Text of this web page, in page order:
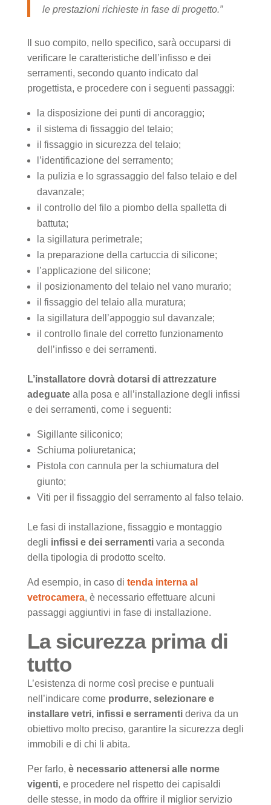
le prestazioni richieste in fase di progetto.”
Il suo compito, nello specifico, sarà occuparsi di
verificare le caratteristiche dell’infisso e dei
serramenti, secondo quanto indicato dal
progettista, e procedere con i seguenti passaggi:
la disposizione dei punti di ancoraggio;
il sistema di fissaggio del telaio;
il fissaggio in sicurezza del telaio;
l’identificazione del serramento;
la pulizia e lo sgrassaggio del falso telaio e del
davanzale;
il controllo del filo a piombo della spalletta di
battuta;
la sigillatura perimetrale;
la preparazione della cartuccia di silicone;
l’applicazione del silicone;
il posizionamento del telaio nel vano murario;
il fissaggio del telaio alla muratura;
la sigillatura dell’appoggio sul davanzale;
il controllo finale del corretto funzionamento
dell’infisso e dei serramenti.
L’installatore dovrà dotarsi di attrezzature
adeguatealla posa e all’installazione degli infissi
e dei serramenti, come i seguenti:
Sigillante siliconico;
Schiuma poliuretanica;
Pistola con cannula per la schiumatura del
giunto;
Viti per il fissaggio del serramento al falso telaio.
Le fasi di installazione, fissaggio e montaggio
degli infissi e dei serramentivaria a seconda
della tipologia di prodotto scelto.
Ad esempio, in caso di tenda interna al
vetrocamera, è necessario effettuare alcuni
passaggi aggiuntivi in fase di installazione.
La sicurezza prima di
tutto
L’esistenza di norme così precise e puntuali
nell’indicare come produrre, selezionare e
installare vetri, infissi e serramentideriva da un
obiettivo molto preciso, garantire la sicurezza degli
immobili e di chi li abita.
Per farlo, è necessario attenersi alle norme
vigenti, e procedere nel rispetto dei capisaldi
delle stesse, in modo da offrire il miglior servizio